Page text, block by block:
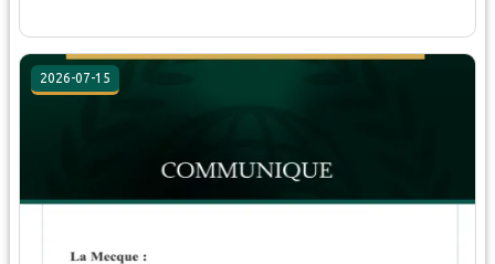
2026-07-15